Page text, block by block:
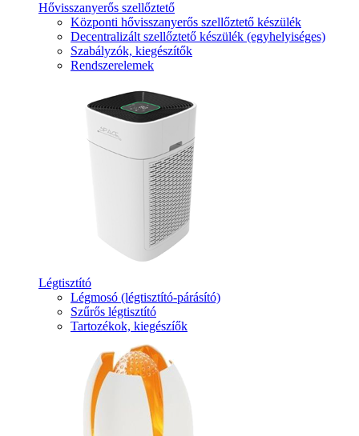
Hővisszanyerős szellőztető
Központi hővisszanyerős szellőztető készülék
Decentralizált szellőztető készülék (egyhelyiséges)
Szabályzók, kiegészítők
Rendszerelemek
Légtisztító
Légmosó (légtisztító-párásító)
Szűrős légtisztító
Tartozékok, kiegészíők